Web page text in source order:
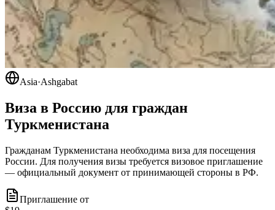
Asia·Ashgabat
Виза в Россию для граждан
Туркменистана
Гражданам Туркменистана необходима виза для посещения
России. Для получения визы требуется визовое приглашение
— официальный документ от принимающей стороны в РФ.
Приглашение от